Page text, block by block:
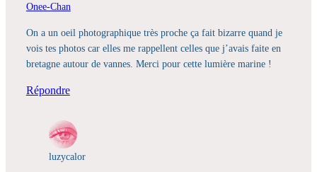
Onee-Chan
On a un oeil photographique très proche ça fait bizarre quand je
vois tes photos car elles me rappellent celles que j’avais faite en
bretagne autour de vannes. Merci pour cette lumière marine !
Répondre
luzycalor